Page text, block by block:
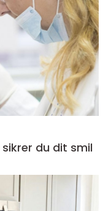
du dit smil